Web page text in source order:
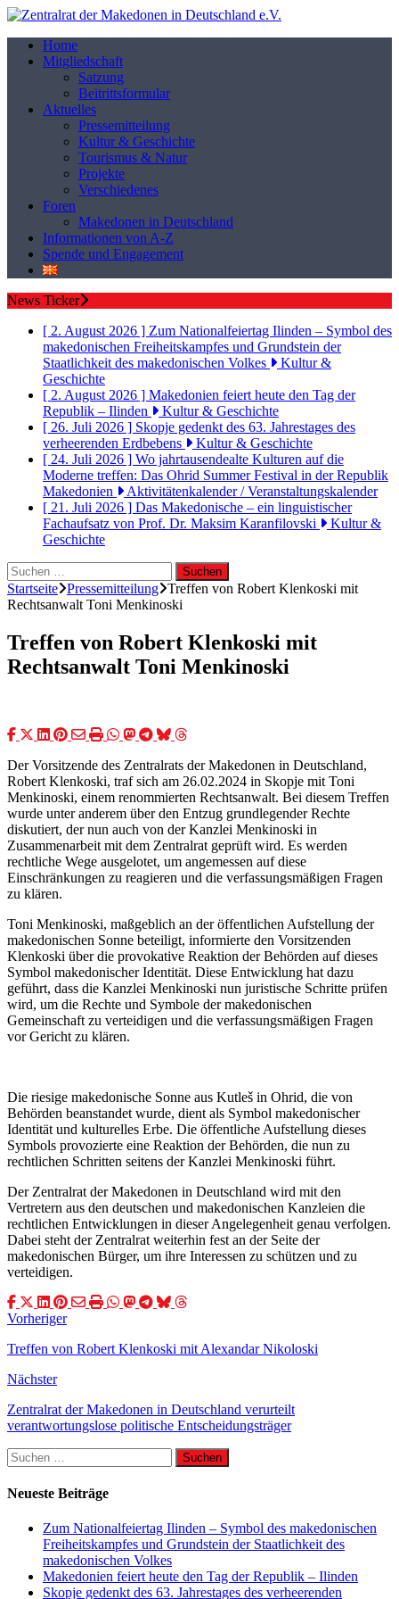
Home
Mitgliedschaft
Satzung
Beitrittsformular
Aktuelles
Pressemitteilung
Kultur & Geschichte
Tourismus & Natur
Projekte
Verschiedenes
Foren
Makedonen in Deutschland
Informationen von A-Z
Spende und Engagement
News Ticker
[ 2. August 2026 ] Zum Nationalfeiertag Ilinden – Symbol des
makedonischen Freiheitskampfes und Grundstein der
Staatlichkeit des makedonischen Volkes
Kultur &
Geschichte
[ 2. August 2026 ] Makedonien feiert heute den Tag der
Republik – Ilinden
Kultur & Geschichte
[ 26. Juli 2026 ] Skopje gedenkt des 63. Jahrestages des
verheerenden Erdbebens
Kultur & Geschichte
[ 24. Juli 2026 ] Wo jahrtausendealte Kulturen auf die
Moderne treffen: Das Ohrid Summer Festival in der Republik
Makedonien
Aktivitätenkalender / Veranstaltungskalender
[ 21. Juli 2026 ] Das Makedonische – ein linguistischer
Fachaufsatz von Prof. Dr. Maksim Karanfilovski
Kultur &
Geschichte
Suchen
nach:
Startseite Pressemitteilung Treffen von Robert Klenkoski mit
Rechtsanwalt Toni Menkinoski
Treffen von Robert Klenkoski mit
Rechtsanwalt Toni Menkinoski
Der Vorsitzende des Zentralrats der Makedonen in Deutschland,
Robert Klenkoski, traf sich am 26.02.2024 in Skopje mit Toni
Menkinoski, einem renommierten Rechtsanwalt. Bei diesem Treffen
wurde unter anderem über den Entzug grundlegender Rechte
diskutiert, der nun auch von der Kanzlei Menkinoski in
Zusammenarbeit mit dem Zentralrat geprüft wird. Es werden
rechtliche Wege ausgelotet, um angemessen auf diese
Einschränkungen zu reagieren und die verfassungsmäßigen Fragen
zu klären.
Toni Menkinoski, maßgeblich an der öffentlichen Aufstellung der
makedonischen Sonne beteiligt, informierte den Vorsitzenden
Klenkoski über die provokative Reaktion der Behörden auf dieses
Symbol makedonischer Identität. Diese Entwicklung hat dazu
geführt, dass die Kanzlei Menkinoski nun juristische Schritte prüfen
wird, um die Rechte und Symbole der makedonischen
Gemeinschaft zu verteidigen und die verfassungsmäßigen Fragen
vor Gericht zu klären.
Die riesige makedonische Sonne aus Kutleš in Ohrid, die von
Behörden beanstandet wurde, dient als Symbol makedonischer
Identität und kulturelles Erbe. Die öffentliche Aufstellung dieses
Symbols provozierte eine Reaktion der Behörden, die nun zu
rechtlichen Schritten seitens der Kanzlei Menkinoski führt.
Der Zentralrat der Makedonen in Deutschland wird mit den
Vertretern aus den deutschen und makedonischen Kanzleien die
rechtlichen Entwicklungen in dieser Angelegenheit genau verfolgen.
Dabei steht der Zentralrat weiterhin fest an der Seite der
makedonischen Bürger, um ihre Interessen zu schützen und zu
verteidigen.
Vorheriger
Treffen von Robert Klenkoski mit Alexandar Nikoloski
Nächster
Zentralrat der Makedonen in Deutschland verurteilt
verantwortungslose politische Entscheidungsträger
Suchen
nach:
Neueste Beiträge
Zum Nationalfeiertag Ilinden – Symbol des makedonischen
Freiheitskampfes und Grundstein der Staatlichkeit des
makedonischen Volkes
Makedonien feiert heute den Tag der Republik – Ilinden
Skopje gedenkt des 63. Jahrestages des verheerenden